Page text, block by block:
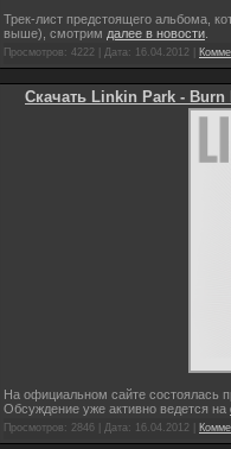
Трек-лист предстоящего альбома,
выше), смотрим далее в новости
Просмотров: 4222 | Дата: 16.04.2012
Скачать Linkin Park - Burn
На официальном сайте состоялась
Обсуждение уже активно ведется на
Просмотров: 2846 | Дата: 16.04.2012